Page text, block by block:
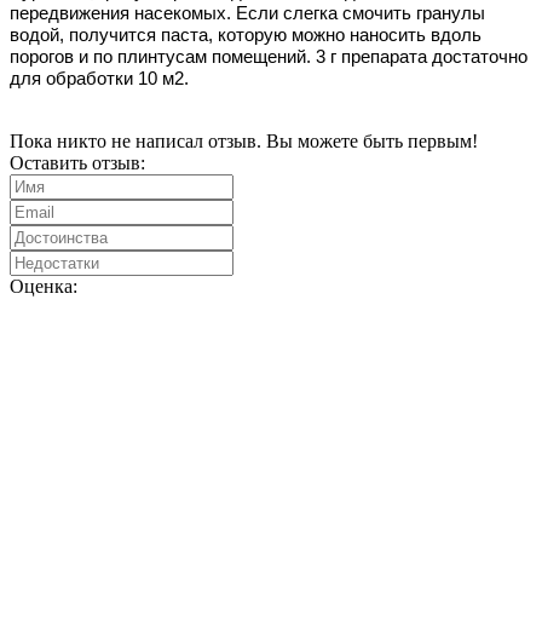
передвижения насекомых. Если слегка смочить гранулы
водой, получится паста, которую можно наносить вдоль
порогов и по плинтусам помещений. 3 г препарата достаточно
для обработки 10 м2.
Пока никто не написал отзыв. Вы можете быть первым!
Оставить отзыв:
Оценка: